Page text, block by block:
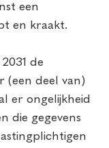
een
en kraakt.
de
(een deel van)
er ongelijkheid
die gegevens